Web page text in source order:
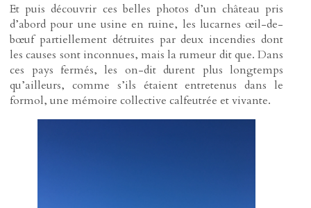
Et puis découvrir ces belles photos d’un château pris
d’abord pour une usine en ruine, les lucarnes œil-de-
bœuf partiellement détruites par deux incendies dont
les causes sont inconnues, mais la rumeur dit que. Dans
ces pays fermés, les on-dit durent plus longtemps
qu’ailleurs, comme s’ils étaient entretenus dans le
formol, une mémoire collective calfeutrée et vivante.